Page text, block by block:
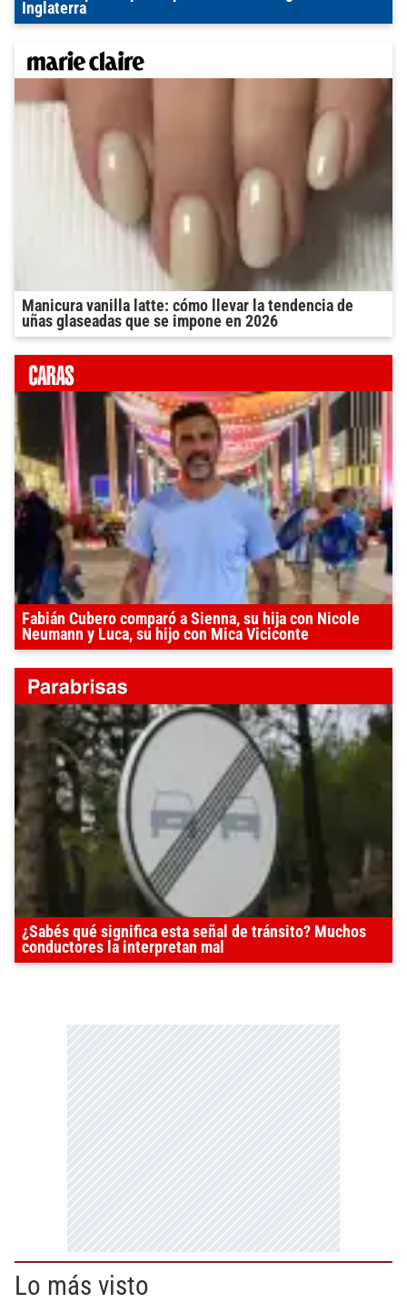
Inglaterra
Manicura vanilla latte: cómo llevar la tendencia de
uñas glaseadas que se impone en 2026
Fabián Cubero comparó a Sienna, su hija con Nicole
Neumann y Luca, su hijo con Mica Viciconte
¿Sabés qué significa esta señal de tránsito? Muchos
conductores la interpretan mal
Lo más visto